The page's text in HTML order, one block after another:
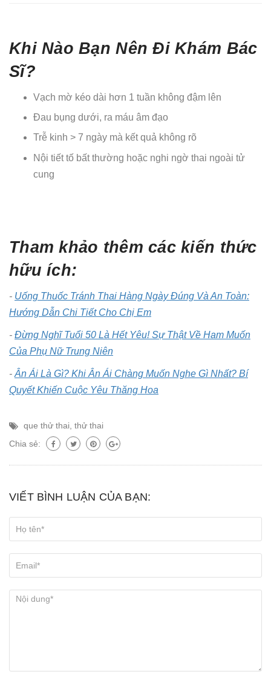
Khi Nào Bạn Nên Đi Khám Bác
Sĩ?
Vạch mờ kéo dài hơn 1 tuần không đậm lên
Đau bụng dưới, ra máu âm đạo
Trễ kinh > 7 ngày mà kết quả không rõ
Nội tiết tố bất thường hoặc nghi ngờ thai ngoài tử
cung
Tham khảo thêm các kiến thức
hữu ích:
- Uống Thuốc Tránh Thai Hàng Ngày Đúng Và An Toàn:
Hướng Dẫn Chi Tiết Cho Chị Em
- Đừng Nghĩ Tuổi 50 Là Hết Yêu! Sự Thật Về Ham Muốn
Của Phụ Nữ Trung Niên
- Ân Ái Là Gì? Khi Ân Ái Chàng Muốn Nghe Gì Nhất? Bí
Quyết Khiến Cuộc Yêu Thăng Hoa
que thử thai thử thai
Chia sẻ:
VIẾT BÌNH LUẬN CỦA BẠN: